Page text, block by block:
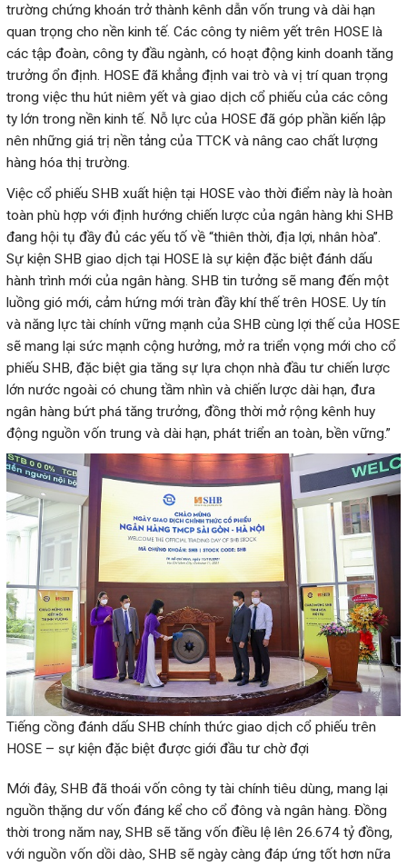
trường chứng khoán trở thành kênh dẫn vốn trung và dài hạn
quan trọng cho nền kinh tế. Các công ty niêm yết trên HOSE là
các tập đoàn, công ty đầu ngành, có hoạt động kinh doanh tăng
trưởng ổn định. HOSE đã khẳng định vai trò và vị trí quan trọng
trong việc thu hút niêm yết và giao dịch cổ phiếu của các công
ty lớn trong nền kinh tế. Nỗ lực của HOSE đã góp phần kiến lập
nên những giá trị nền tảng của TTCK và nâng cao chất lượng
hàng hóa thị trường.
Việc cổ phiếu SHB xuất hiện tại HOSE vào thời điểm này là hoàn
toàn phù hợp với định hướng chiến lược của ngân hàng khi SHB
đang hội tụ đầy đủ các yếu tố về “thiên thời, địa lợi, nhân hòa”.
Sự kiện SHB giao dịch tại HOSE là sự kiện đặc biệt đánh dấu
hành trình mới của ngân hàng. SHB tin tưởng sẽ mang đến một
luồng gió mới, cảm hứng mới tràn đầy khí thế trên HOSE. Uy tín
và năng lực tài chính vững mạnh của SHB cùng lợi thế của HOSE
sẽ mang lại sức mạnh cộng hưởng, mở ra triển vọng mới cho cổ
phiếu SHB, đặc biệt gia tăng sự lựa chọn nhà đầu tư chiến lược
lớn nước ngoài có chung tầm nhìn và chiến lược dài hạn, đưa
ngân hàng bứt phá tăng trưởng, đồng thời mở rộng kênh huy
động nguồn vốn trung và dài hạn, phát triển an toàn, bền vững.”
Tiếng cồng đánh dấu SHB chính thức giao dịch cổ phiếu trên
HOSE – sự kiện đặc biệt được giới đầu tư chờ đợi
Mới đây, SHB đã thoái vốn công ty tài chính tiêu dùng, mang lại
nguồn thặng dư vốn đáng kể cho cổ đông và ngân hàng. Đồng
thời trong năm nay, SHB sẽ tăng vốn điều lệ lên 26.674 tỷ đồng,
với nguồn vốn dồi dào, SHB sẽ ngày càng đáp ứng tốt hơn nữa